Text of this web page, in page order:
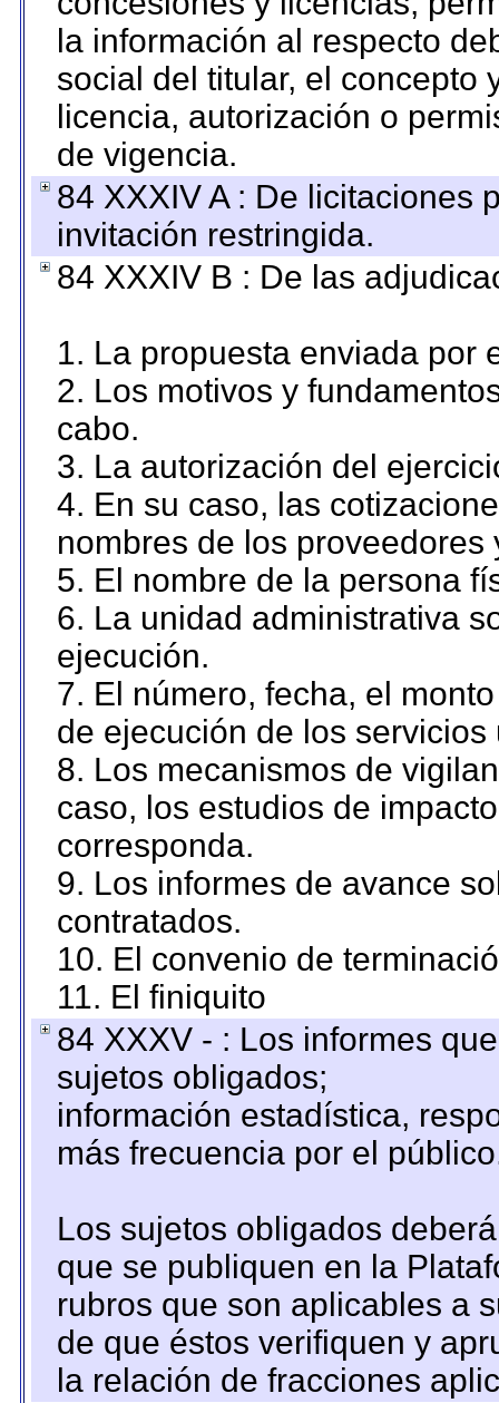
la información al respecto
social del titular, el concepto
licencia, autorización o
de vigencia.
84 XXXIV A : De licitaciones
invitación restringida.
84 XXXIV B : De las
1. La propuesta enviada por
2. Los motivos y
cabo.
3. La autorización del
4. En su caso, las
nombres de los proveedores
5. El nombre de la persona
6. La unidad administrativa
ejecución.
7. El número, fecha, el
de ejecución de los servicios
8. Los mecanismos de
caso, los estudios de
corresponda.
9. Los informes de avance
contratados.
10. El convenio de
11. El finiquito
84 XXXV - : Los informes
sujetos obligados;
información estadística,
más frecuencia por el
Los sujetos obligados
que se publiquen en la
rubros que son aplicables a
de que éstos verifiquen y
la relación de fracciones